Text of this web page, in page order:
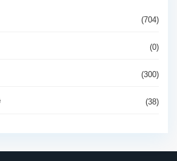
(704)
(0)
(300)
(38)